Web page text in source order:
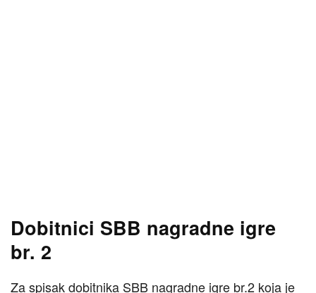
Dobitnici SBB nagradne igre
br. 2
Za spisak dobitnika SBB nagradne igre br.2 koja je